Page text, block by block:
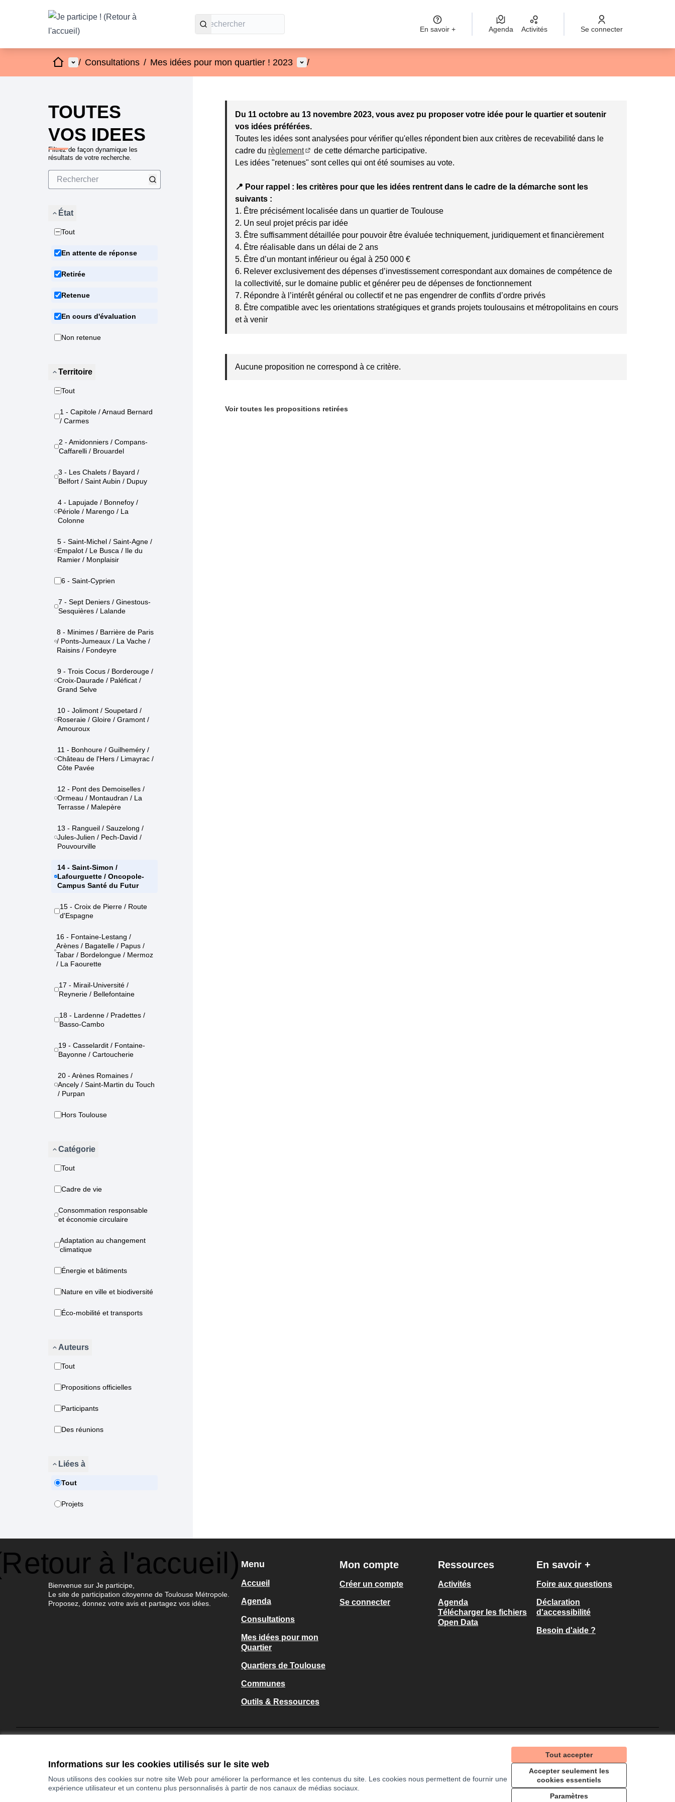
Informations sur les cookies utilisés sur le site web
Nous utilisons des cookies sur notre site Web pour améliorer la performance et les contenus du site. Les cookies nous permettent de fournir une
expérience utilisateur et un contenu plus personnalisés à partir de nos canaux de médias sociaux.
Tout accepter
Accepter seulement les
cookies essentiels
Paramètres
En savoir + Agenda Activités Se connecter
AccueilMenu principal
/ Consultations / Mes idées pour mon quartier ! 2023 Menu utilisateur
/
TOUTES
VOS IDEES
Filtrez de façon dynamique les
résultats de votre recherche.
État
Tout
En attente de réponse
Retirée
Retenue
En cours d'évaluation
Non retenue
Territoire
Tout
1 - Capitole / Arnaud Bernard
/ Carmes
2 - Amidonniers / Compans-
Caffarelli / Brouardel
3 - Les Chalets / Bayard /
Belfort / Saint Aubin / Dupuy
4 - Lapujade / Bonnefoy /
Périole / Marengo / La
Colonne
5 - Saint-Michel / Saint-Agne /
Empalot / Le Busca / Ile du
Ramier / Monplaisir
6 - Saint-Cyprien
7 - Sept Deniers / Ginestous-
Sesquières / Lalande
8 - Minimes / Barrière de Paris
/ Ponts-Jumeaux / La Vache /
Raisins / Fondeyre
9 - Trois Cocus / Borderouge /
Croix-Daurade / Paléficat /
Grand Selve
10 - Jolimont / Soupetard /
Roseraie / Gloire / Gramont /
Amouroux
11 - Bonhoure / Guilheméry /
Château de l'Hers / Limayrac /
Côte Pavée
12 - Pont des Demoiselles /
Ormeau / Montaudran / La
Terrasse / Malepère
13 - Rangueil / Sauzelong /
Jules-Julien / Pech-David /
Pouvourville
14 - Saint-Simon /
Lafourguette / Oncopole-
Campus Santé du Futur
15 - Croix de Pierre / Route
d'Espagne
16 - Fontaine-Lestang /
Arènes / Bagatelle / Papus /
Tabar / Bordelongue / Mermoz
/ La Faourette
17 - Mirail-Université /
Reynerie / Bellefontaine
18 - Lardenne / Pradettes /
Basso-Cambo
19 - Casselardit / Fontaine-
Bayonne / Cartoucherie
20 - Arènes Romaines /
Ancely / Saint-Martin du Touch
/ Purpan
Hors Toulouse
Catégorie
Tout
Cadre de vie
Consommation responsable
et économie circulaire
Adaptation au changement
climatique
Énergie et bâtiments
Nature en ville et biodiversité
Éco-mobilité et transports
Auteurs
Tout
Propositions officielles
Participants
Des réunions
Liées à
Tout
Projets
Du 11 octobre au 13 novembre 2023, vous avez pu proposer votre idée pour le quartier et soutenir
vos idées préférées.
Toutes les idées sont analysées pour vérifier qu'elles répondent bien aux critères de recevabilité dans le
cadre du règlement
(Lien externe)
de cette démarche participative.
Les idées "retenues" sont celles qui ont été soumises au vote.
📍 Pour rappel : les critères pour que les idées rentrent dans le cadre de la démarche sont les
suivants :
1. Être précisément localisée dans un quartier de Toulouse
2. Un seul projet précis par idée
3. Être suffisamment détaillée pour pouvoir être évaluée techniquement, juridiquement et financièrement
4. Être réalisable dans un délai de 2 ans
5. Être d’un montant inférieur ou égal à 250 000 €
6. Relever exclusivement des dépenses d’investissement correspondant aux domaines de compétence de
la collectivité, sur le domaine public et générer peu de dépenses de fonctionnement
7. Répondre à l’intérêt général ou collectif et ne pas engendrer de conflits d’ordre privés
8. Être compatible avec les orientations stratégiques et grands projets toulousains et métropolitains en cours
et à venir
Aucune proposition ne correspond à ce critère.
Voir toutes les propositions retirées
Bienvenue sur Je participe,
Le site de participation citoyenne de Toulouse Métropole.
Proposez, donnez votre avis et partagez vos idées.
Menu
Accueil
Agenda
Consultations
Mes idées pour mon
Quartier
Quartiers de Toulouse
Communes
Outils & Ressources
Mon compte
Créer un compte
Se connecter
Ressources
Activités
Agenda
Télécharger les fichiers
Open Data
En savoir +
Foire aux questions
Déclaration
d'accessibilité
Besoin d'aide ?
(Lien externe)
(Lien externe)
(Lien externe)
Licence Creative
(Lien externe)